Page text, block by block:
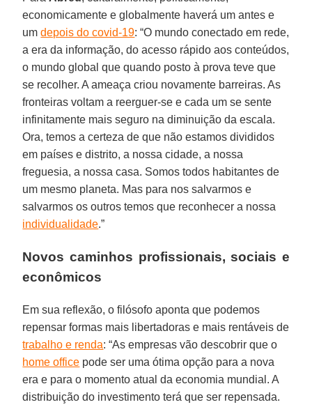
economicamente e globalmente haverá um antes e
umdepois do covid-19: “O mundo conectado em rede,
a era da informação, do acesso rápido aos conteúdos,
o mundo global que quando posto à prova teve que
se recolher. A ameaça criou novamente barreiras. As
fronteiras voltam a reerguer-se e cada um se sente
infinitamente mais seguro na diminuição da escala.
Ora, temos a certeza de que não estamos divididos
em países e distrito, a nossa cidade, a nossa
freguesia, a nossa casa. Somos todos habitantes de
um mesmo planeta. Mas para nos salvarmos e
salvarmos os outros temos que reconhecer a nossa
individualidade.”
Novos caminhos profissionais, sociais e
econômicos
Em sua reflexão, o filósofo aponta que podemos
repensar formas mais libertadoras e mais rentáveis de
trabalho e renda: “As empresas vão descobrir que o
home office pode ser uma ótima opção para a nova
era e para o momento atual da economia mundial. A
distribuição do investimento terá que ser repensada.